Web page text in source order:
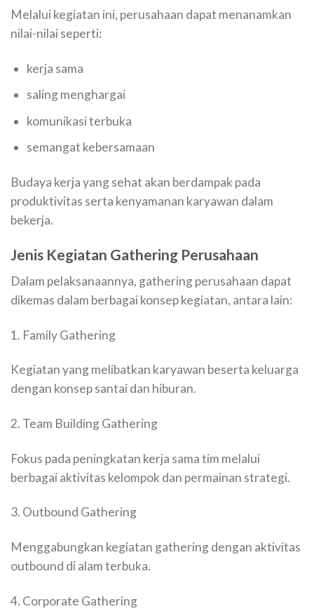
Melalui kegiatan ini, perusahaan dapat menanamkan
nilai-nilai seperti:
kerja sama
saling menghargai
komunikasi terbuka
semangat kebersamaan
Budaya kerja yang sehat akan berdampak pada
produktivitas serta kenyamanan karyawan dalam
bekerja.
Jenis Kegiatan Gathering Perusahaan
Dalam pelaksanaannya, gathering perusahaan dapat
dikemas dalam berbagai konsep kegiatan, antara lain:
1. Family Gathering
Kegiatan yang melibatkan karyawan beserta keluarga
dengan konsep santai dan hiburan.
2. Team Building Gathering
Fokus pada peningkatan kerja sama tim melalui
berbagai aktivitas kelompok dan permainan strategi.
3. Outbound Gathering
Menggabungkan kegiatan gathering dengan aktivitas
outbound di alam terbuka.
4. Corporate Gathering